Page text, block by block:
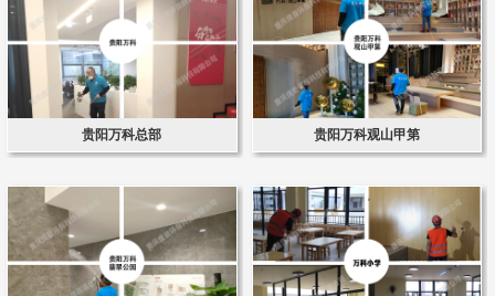
贵阳万科总部 贵阳万科观山甲第